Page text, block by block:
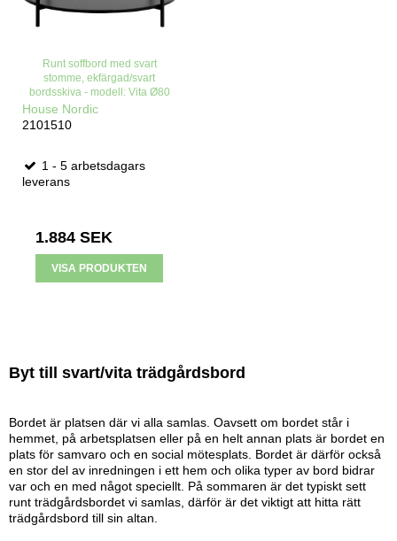
Runt soffbord med svart
stomme, ekfärgad/svart
bordsskiva - modell: Vita Ø80
House Nordic
2101510
1 - 5 arbetsdagars
leverans
1.884 SEK
VISA PRODUKTEN
Byt till svart/vita trädgårdsbord
Bordet är platsen där vi alla samlas. Oavsett om bordet står i
hemmet, på arbetsplatsen eller på en helt annan plats är bordet en
plats för samvaro och en social mötesplats. Bordet är därför också
en stor del av inredningen i ett hem och olika typer av bord bidrar
var och en med något speciellt. På sommaren är det typiskt sett
runt trädgårdsbordet vi samlas, därför är det viktigt att hitta rätt
trädgårdsbord till sin altan.